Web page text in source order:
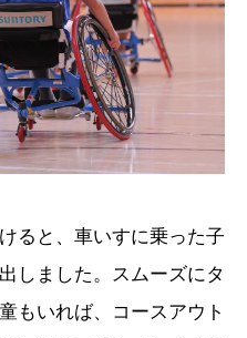
ると、車いすに乗った子
しました。スムーズにタ
もいれば、コースアウト